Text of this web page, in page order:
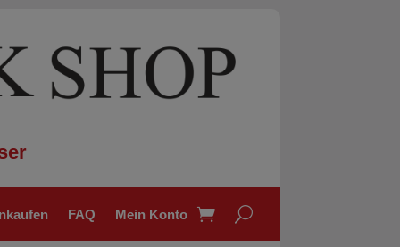
FAQ Mein Konto